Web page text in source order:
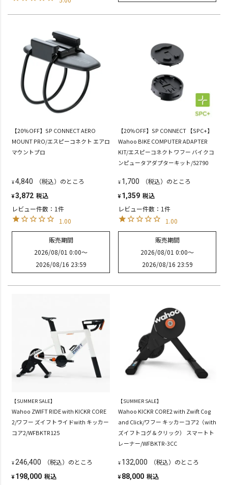
【20％OFF】SP CONNECT AERO
MOUNT PRO/エスピーコネクト エアロ
マウントプロ
¥4,840 （税込）のところ
¥3,872 税込
レビュー件数：1件
1.00
販売期間
2026/08/01 0:00〜
2026/08/16 23:59
【20％OFF】SP CONNECT 【SPC+】
Wahoo BIKE COMPUTER ADAPTER
KIT/エスピーコネクト ワフー バイクコ
ンピュータアダプターキット/52790
¥ 1,700 （税込）のところ
¥ 1,359 税込
レビュー件数：1件
1.00
販売期間
2026/08/01 0:00〜
2026/08/16 23:59
【SUMMER SALE】
Wahoo ZWIFT RIDE with KICKR CORE
2/ワフー ズイフトライドwith キッカー
コア2/WFBKTR125
¥246,400 （税込）のところ
¥ 198,000 税込
【SUMMER SALE】
Wahoo KICKR CORE2 with Zwift Cog
and Click/ワフー キッカーコア2（with
ズイフトコグ＆クリック） スマートト
レーナー/WFBKTR-3CC
¥ 132,000 （税込）のところ
¥ 88,000 税込